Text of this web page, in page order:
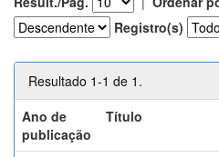
Registro(s)
Resultado 1-1 de 1.
Ano de
publicação
Título